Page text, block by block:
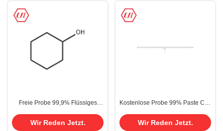
Freie Probe 99,9% Flüssiges
93-0 Cyclohexanol
Wir Reden Jetzt.
Kostenlose Probe 99% Paste Cas
Ammoniumchlorid
Wir Reden Jetzt.